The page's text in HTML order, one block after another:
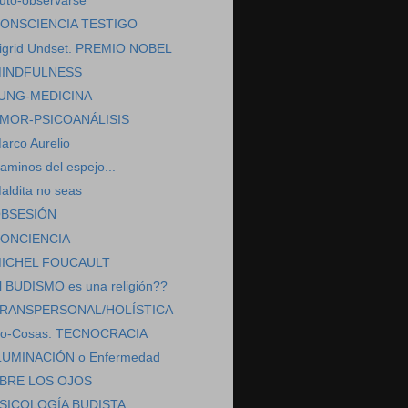
TESTIGO
Undset. PREMIO NOBEL
MEDICINA
PSICOANÁLISIS
Aurelio
del espejo...
no seas
FOUCAULT
BUDISMO es una religión??
HOLÍSTICA
Cosas: TECNOCRACIA
o Enfermedad
LOS OJOS
BUDISTA